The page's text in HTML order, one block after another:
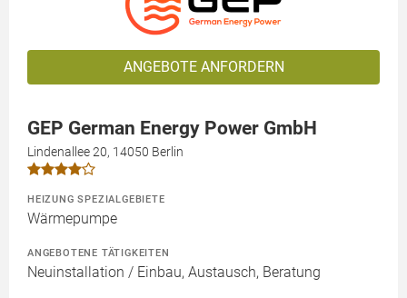
ANGEBOTE ANFORDERN
GEP German Energy Power GmbH
Lindenallee 20, 14050 Berlin
HEIZUNG SPEZIALGEBIETE
Wärmepumpe
ANGEBOTENE TÄTIGKEITEN
Neuinstallation / Einbau, Austausch, Beratung